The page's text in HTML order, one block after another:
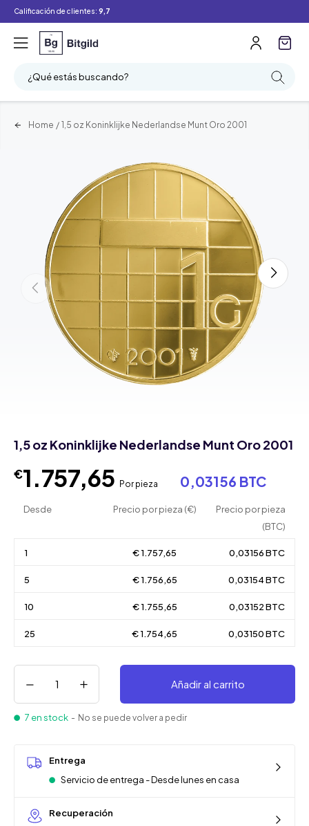
Calificación de clientes: 9,7
¿Qué estás buscando?
Home / 1,5 oz Koninklijke Nederlandse Munt Oro 2001
1,5 oz Koninklijke Nederlandse Munt Oro 2001
€1.757,65 Por pieza 0,03156 BTC
Desde Precio por pieza (€)
Precio por pieza
(BTC)
1 € 1.757,65 0,03156 BTC
5 € 1.756,65 0,03154 BTC
10 € 1.755,65 0,03152 BTC
25 € 1.754,65 0,03150 BTC
Añadir al carrito
7 en stock - No se puede volver a pedir
Entrega
Servicio de entrega - Desde lunes en casa
Recuperación